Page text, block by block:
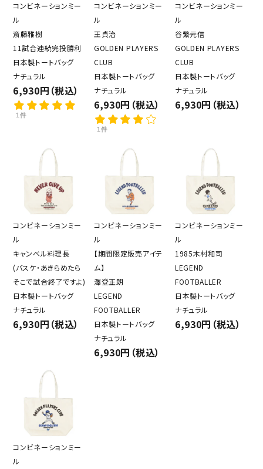
コンビネーションミー
ル
斎藤雅樹
11試合連続完投勝利
日本製トートバッグ
ナチュラル
6,930円（税込）
1件
コンビネーションミー
ル
王貞治
GOLDEN PLAYERS
CLUB
日本製トートバッグ
ナチュラル
6,930円（税込）
1件
コンビネーションミー
ル
谷繁元信
GOLDEN PLAYERS
CLUB
日本製トートバッグ
ナチュラル
6,930円（税込）
コンビネーションミー
ル
キャンベル料理長
(バスケ・あきらめたら
そこで試合終了ですよ)
日本製トートバッグ
ナチュラル
6,930円（税込）
コンビネーションミー
ル
【期間限定販売アイテ
ム】
澤登正朗
LEGEND
FOOTBALLER
日本製トートバッグ
ナチュラル
6,930円（税込）
コンビネーションミー
ル
1985木村和司
LEGEND
FOOTBALLER
日本製トートバッグ
ナチュラル
6,930円（税込）
コンビネーションミー
ル